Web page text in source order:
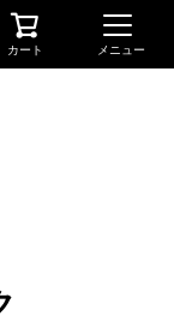
カート メニュー